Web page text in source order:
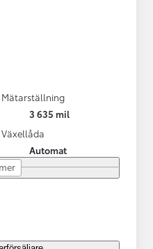
Mätarställning
3 635 mil
Växellåda
Automat